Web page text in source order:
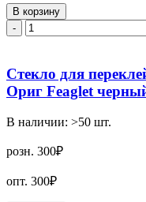
В корзину
-
Стекло для
Ориг Feaglet
В наличии: >50 шт.
розн. 300₽
опт. 300₽